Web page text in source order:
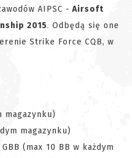
AIPSC - Airsoft
2015. Odbędą się one
Strike Force CQB, w
magazynku)
magazynku)
(max 10 BB w każdym